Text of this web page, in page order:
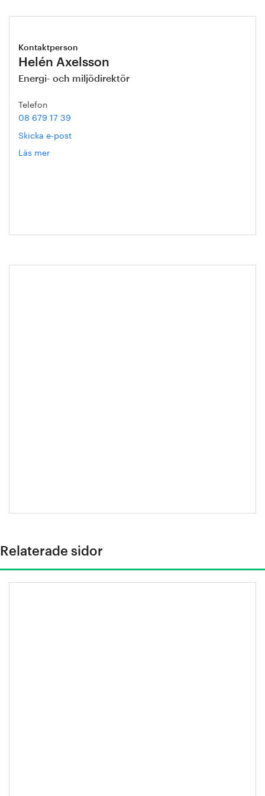
Kontaktperson
Helén Axelsson
Energi- och miljödirektör
Telefon
08 679 17 39
Skicka e-post
Läs mer
Relaterade sidor